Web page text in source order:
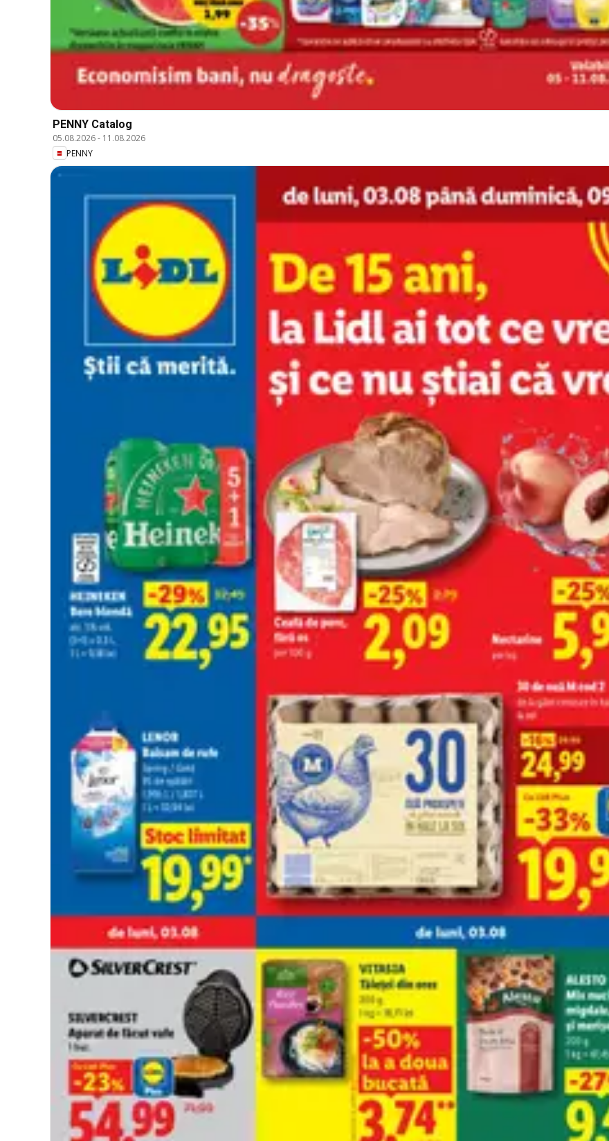
PENNY Catalog
05.08.2026- 11.08.2026
PENNY